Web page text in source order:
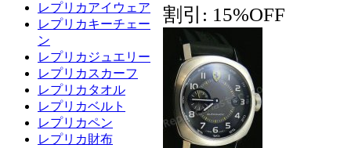
レプリカアイウェア
レプリカキーチェー
ン
レプリカジュエリー
レプリカスカーフ
レプリカタオル
レプリカベルト
レプリカペン
レプリカ財布
割引: 15%OFF